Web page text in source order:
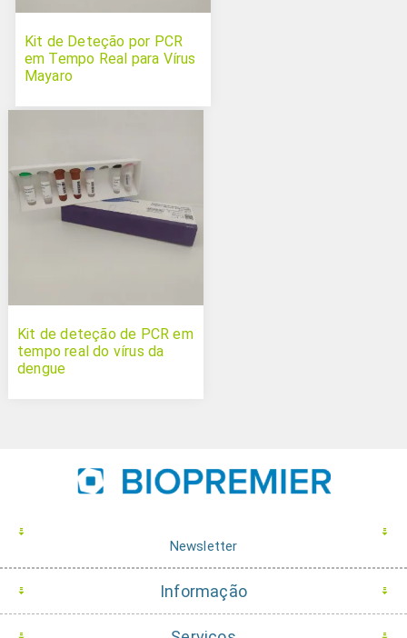
Kit de Deteção por PCR
em Tempo Real para Vírus
Mayaro
Kit de deteção de PCR em
tempo real do vírus da
dengue
Newsletter
Informação